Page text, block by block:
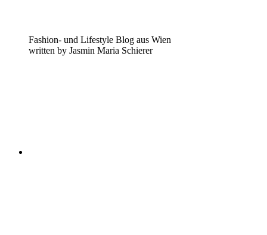
Fashion- und Lifestyle Blog aus Wien
written by Jasmin Maria Schierer